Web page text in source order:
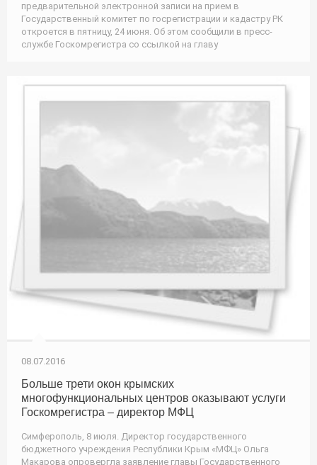
предварительной электронной записи на прием в
Государственный комитет по госрегистрации и кадастру РК
откроется в пятницу, 24 июня. Об этом сообщили в пресс-
службе Госкомрегистра со ссылкой на главу
08.07.2016
Больше трети окон крымских
многофункциональных центров оказывают услуги
Госкомрегистра – директор МФЦ
Симферополь, 8 июля. Директор государственного
бюджетного учреждения Республики Крым «МФЦ» Ольга
Макарова опровергла заявление главы Государственного